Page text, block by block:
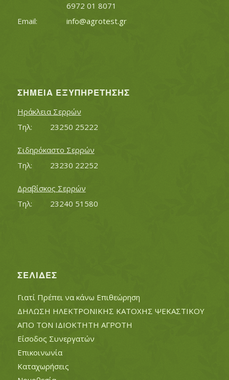
			6972 01 8071
info@agrotest.gr
ΣΗΜΕΊΑ ΕΞΥΠΗΡΈΤΗΣΗΣ
Ηράκλεια Σερρών
Τηλ:		23250 25222
Σιδηρόκαστο Σερρών
Τηλ:		23230 22252
Δραβίσκος Σερρών
Τηλ:		23240 51580
ΣΕΛΊΔΕΣ
Γιατί Πρέπει να κάνω Επιθεώρηση
ΔΗΛΩΣΗ ΗΛΕΚΤΡΟΝΙΚΗΣ ΚΑΤΟΧΗΣ ΨΕΚΑΣΤΙΚΟΥ
ΑΠΟ ΤΟΝ ΙΔΙΟΚΤΗΤΗ ΑΓΡΟΤΗ
Είσοδος Συνεργατών
Επικοινωνία
Καταχωρήσεις